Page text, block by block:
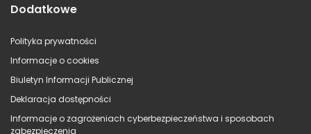
Dodatkowe
Polityka prywatności
Informacje o cookies
Biuletyn Informacji Publicznej
Deklaracja dostępności
Informacje o zagrożeniach cyberbezpieczeństwa i sposobach
zabezpieczenia